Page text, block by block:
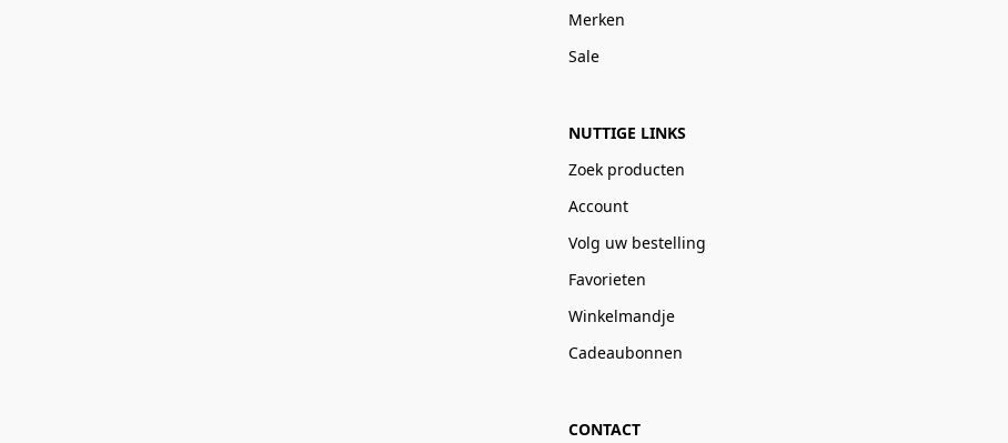
Merken
Sale
NUTTIGE LINKS
Zoek producten
Account
Volg uw bestelling
Favorieten
Winkelmandje
Cadeaubonnen
CONTACT